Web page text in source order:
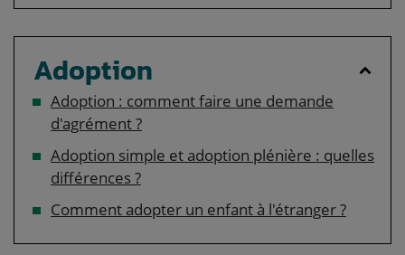
Adoption
Adoption : comment faire une demande
d'agrément ?
Adoption simple et adoption plénière : quelles
différences ?
Comment adopter un enfant à l'étranger ?